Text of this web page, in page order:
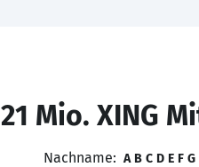
21 Mio. XING
Nachname: A B C D E F G